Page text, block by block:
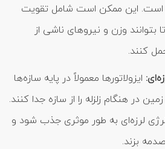
است. این ممکن است شامل تقویت
بتوانند وزن و نیروهای ناشی از
کنند.
ایزولاتورها معمولاً در پایه سازه‌ها
در هنگام زلزله را از سازه جدا کنند.
لرزه‌ای به طور موثری جذب شود و
بزند.